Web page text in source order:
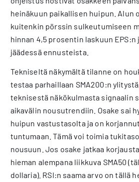
heinäkuun paikallisen huipun. Alun
kuitenkin pörssin sulkeutumiseen
hinnan 4,5 prosentin laskuun EPS:n
jäädessä ennusteista.
Tekniseltä näkymältä tilanne on
testaa parhaillaan SMA200:n
teknisestä näkökulmasta signaalin
aikavälin nousutrendiin. Osake sai
huipun vastustasolta ja on
tuntumaan. Tämä voi toimia
nousuun. Jos osake jatkaa
hieman alempana liikkuva SMA50
dollaria). RSI:n saama arvo on tällä